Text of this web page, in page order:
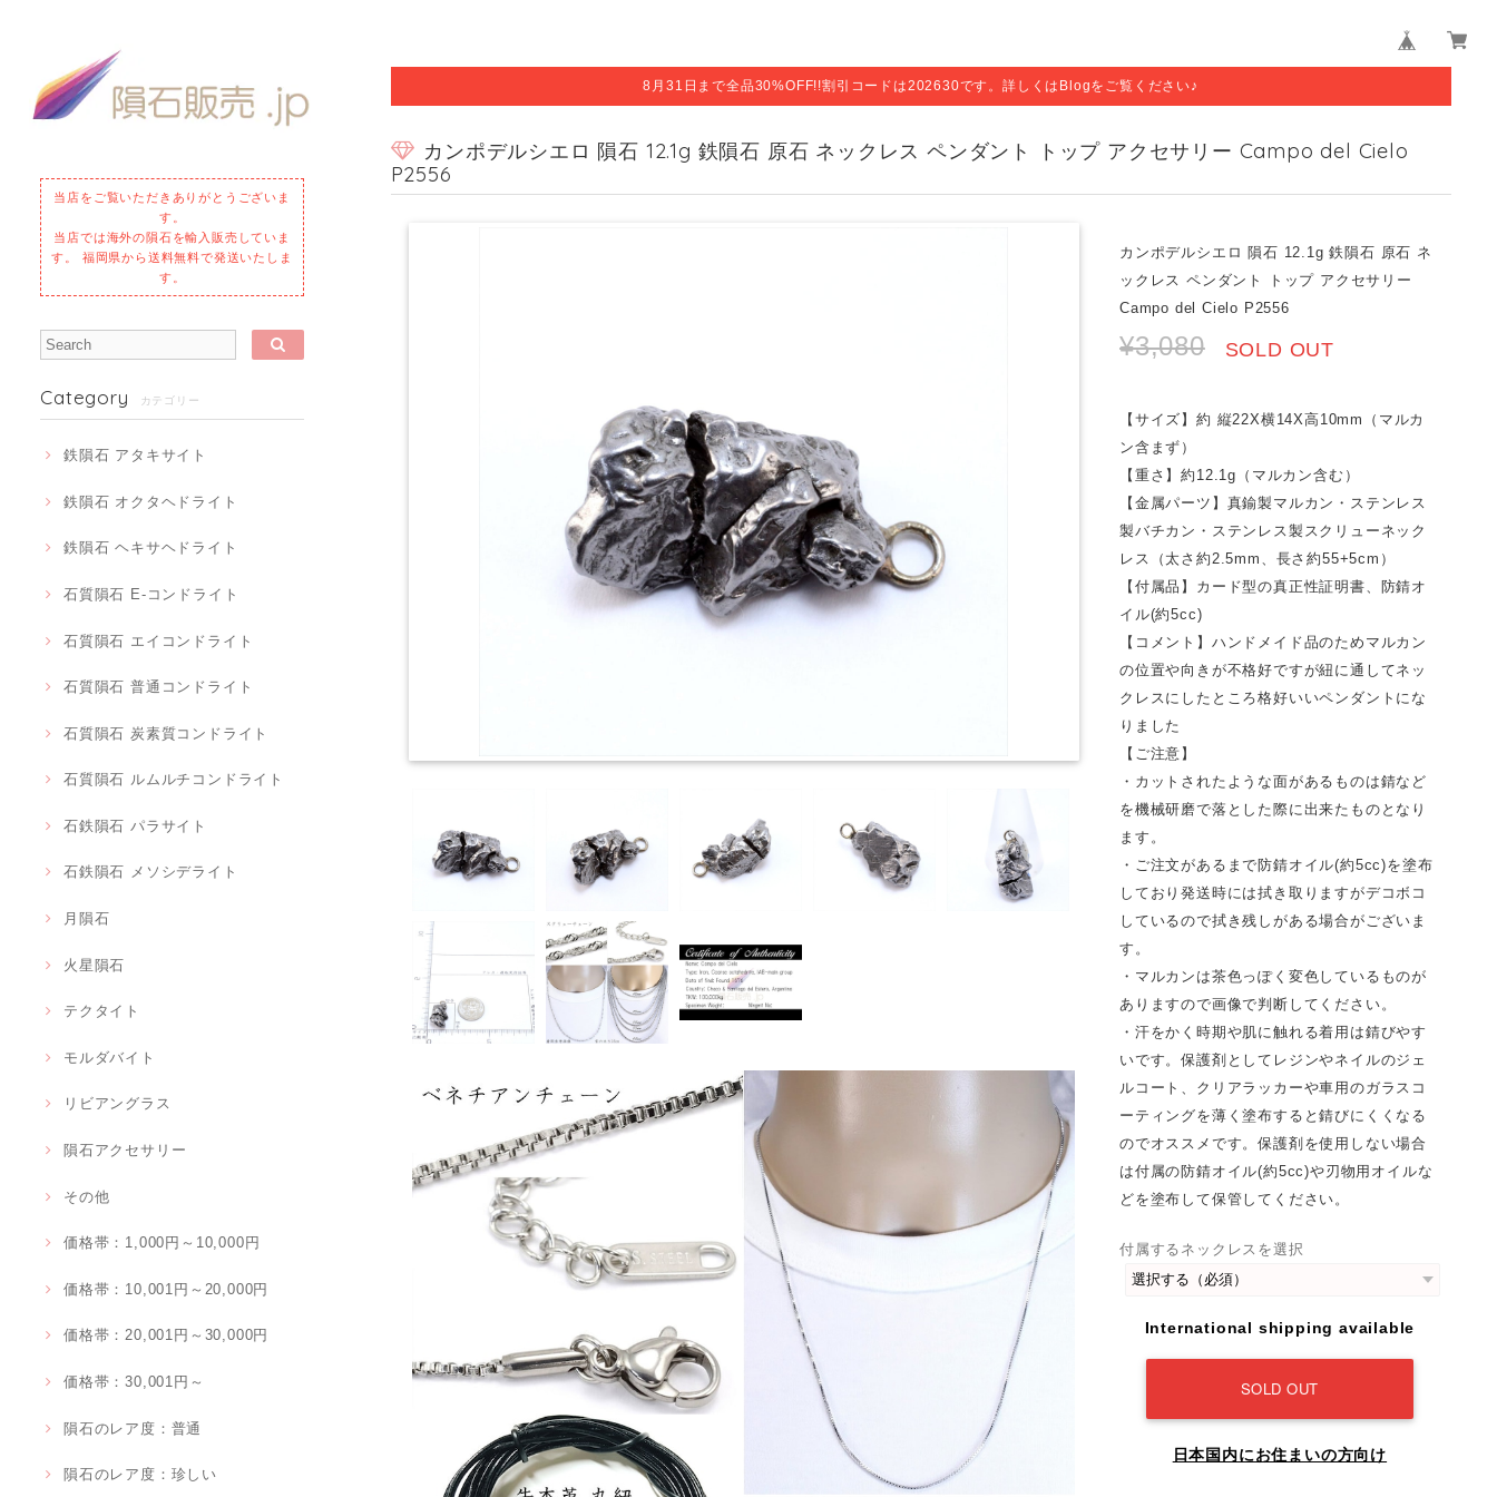
当店をご覧いただきありがとうございま
す。
当店では海外の隕石を輸入販売していま
す。 福岡県から送料無料で発送いたしま
す。
Category カテゴリー
鉄隕石 アタキサイト
鉄隕石 オクタヘドライト
鉄隕石 ヘキサヘドライト
石質隕石 E-コンドライト
石質隕石 エイコンドライト
石質隕石 普通コンドライト
石質隕石 炭素質コンドライト
石質隕石 ルムルチコンドライト
石鉄隕石 パラサイト
石鉄隕石 メソシデライト
月隕石
火星隕石
テクタイト
モルダバイト
リビアングラス
隕石アクセサリー
その他
価格帯：1,000円～10,000円
価格帯：10,001円～20,000円
価格帯：20,001円～30,000円
価格帯：30,001円～
隕石のレア度：普通
隕石のレア度：珍しい
8月31日まで全品30%OFF!!割引コードは202630です。詳しくはBlogをご覧ください♪
カンポデルシエロ 隕石 12.1g 鉄隕石 原石 ネックレス ペンダント トップ アクセサリー Campo del Cielo
P2556
カンポデルシエロ 隕石 12.1g 鉄隕石 原石 ネ
ックレス ペンダント トップ アクセサリー
Campo del Cielo P2556
¥3,080 SOLD OUT
【サイズ】約 縦22X横14X高10mm（マルカ
ン含まず）
【重さ】約12.1g（マルカン含む）
【金属パーツ】真鍮製マルカン・ステンレス
製バチカン・ステンレス製スクリューネック
レス（太さ約2.5mm、長さ約55+5cm）
【付属品】カード型の真正性証明書、防錆オ
イル(約5cc)
【コメント】ハンドメイド品のためマルカン
の位置や向きが不格好ですが紐に通してネッ
クレスにしたところ格好いいペンダントにな
りました
【ご注意】
・カットされたような面があるものは錆など
を機械研磨で落とした際に出来たものとなり
ます。
・ご注文があるまで防錆オイル(約5cc)を塗布
しており発送時には拭き取りますがデコボコ
しているので拭き残しがある場合がございま
す。
・マルカンは茶色っぽく変色しているものが
ありますので画像で判断してください。
・汗をかく時期や肌に触れる着用は錆びやす
いです。保護剤としてレジンやネイルのジェ
ルコート、クリアラッカーや車用のガラスコ
ーティングを薄く塗布すると錆びにくくなる
のでオススメです。保護剤を使用しない場合
は付属の防錆オイル(約5cc)や刃物用オイルな
どを塗布して保管してください。
付属するネックレスを選択
International shipping available
SOLD OUT
日本国内にお住まいの方向け